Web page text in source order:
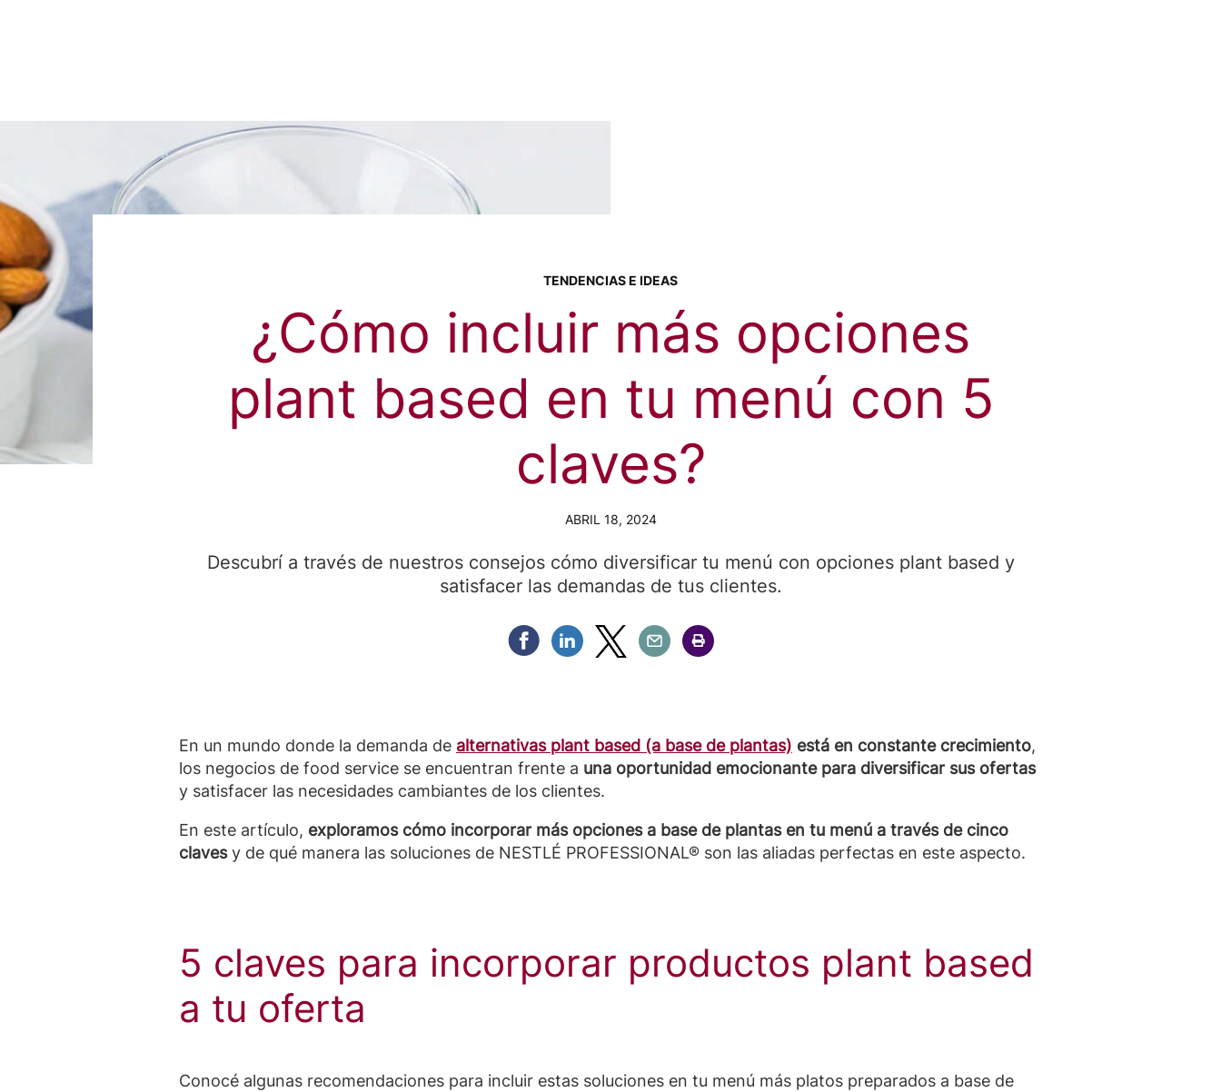
TENDENCIAS E IDEAS
¿Cómo incluir más opciones
plant based en tu menú con 5
claves?
ABRIL 18, 2024
Descubrí a través de nuestros consejos cómo diversificar tu menú con opciones plant based y
satisfacer las demandas de tus clientes.
Compartir Facebook
Compartir Linkedin
Compartir Twitter
Compartir Email
Compartir Imprimir
En un mundo donde la demanda de alternativas plant based (a base de plantas) está en constante crecimiento,
los negocios de food service se encuentran frente a una oportunidad emocionante para diversificar sus ofertas
y satisfacer las necesidades cambiantes de los clientes.
En este artículo, exploramos cómo incorporar más opciones a base de plantas en tu menú a través de cinco
clavesy de qué manera las soluciones de NESTLÉ PROFESSIONAL® son las aliadas perfectas en este aspecto.
5 claves para incorporar productos plant based
a tu oferta
Conocé algunas recomendaciones para incluir estas soluciones en tu menú más platos preparados a base de